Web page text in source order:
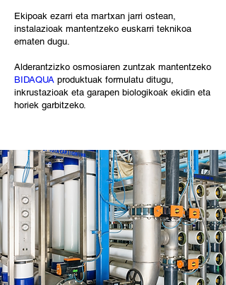
Ekipoak ezarri eta martxan jarri ostean,
instalazioak mantentzeko euskarri teknikoa
ematen dugu.
Alderantzizko osmosiaren zuntzak mantentzeko
BIDAQUA produktuak formulatu ditugu,
inkrustazioak eta garapen biologikoak ekidin eta
horiek garbitzeko.